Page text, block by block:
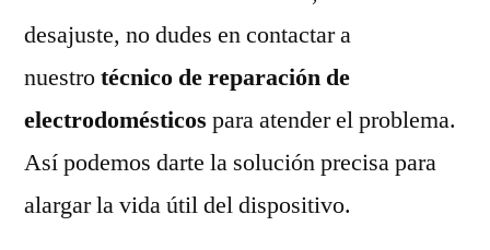
desajuste, no dudes en contactar a
nuestrotécnico de reparación de
electrodomésticos para atender el problema.
Así podemos darte la solución precisa para
alargar la vida útil del dispositivo.